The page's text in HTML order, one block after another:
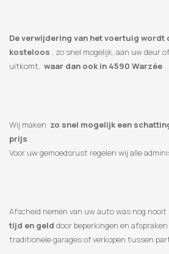
De verwijdering van het voertuig
kosteloos , zo snel mogelijk, aan uw deur
uitkomt, waar dan ook in 4590 Warzée .
Wij maken zo snel mogelijk een
prijs .
Voor uw gemoedsrust regelen wij alle
Afscheid nemen van uw auto was nog nooit
tijd en geld door beperkingen en
traditionele garages of verkopen tussen